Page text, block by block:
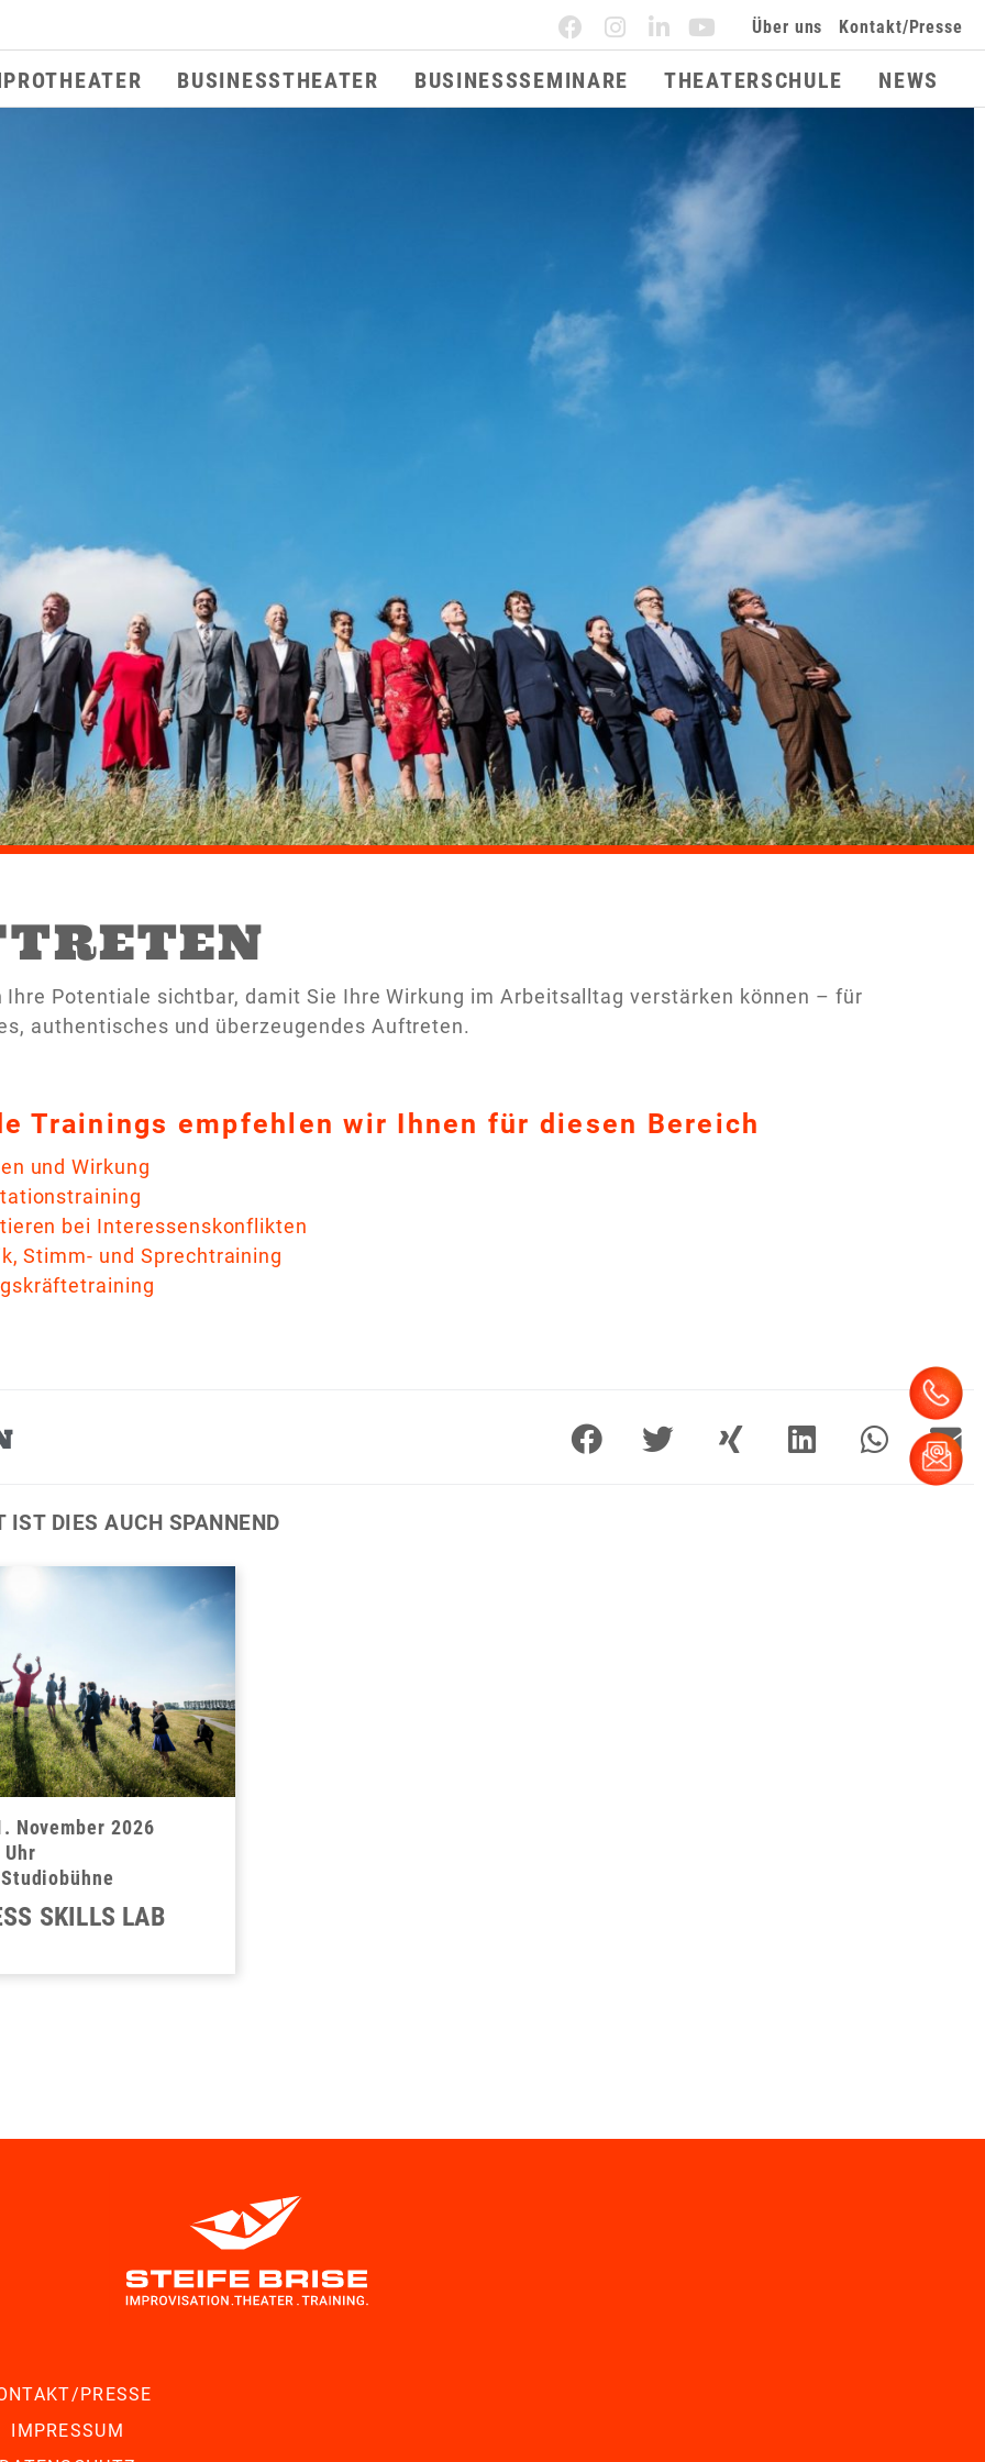
Über uns Kontakt/Presse
BUSINESSTHEATER BUSINESSSEMINARE THEATERSCHULE NEWS
Ihre Potentiale sichtbar, damit Sie Ihre Wirkung im Arbeitsalltag verstärken können – für
authentisches und überzeugendes Auftreten.
Trainings empfehlen wir Ihnen für diesen Bereich
und Wirkung
bei Interessenskonflikten
Stimm- und Sprechtraining
IST DIES AUCH SPANNEND
November 2026
SKILLS LAB
PRESSE
IMPRESSUM